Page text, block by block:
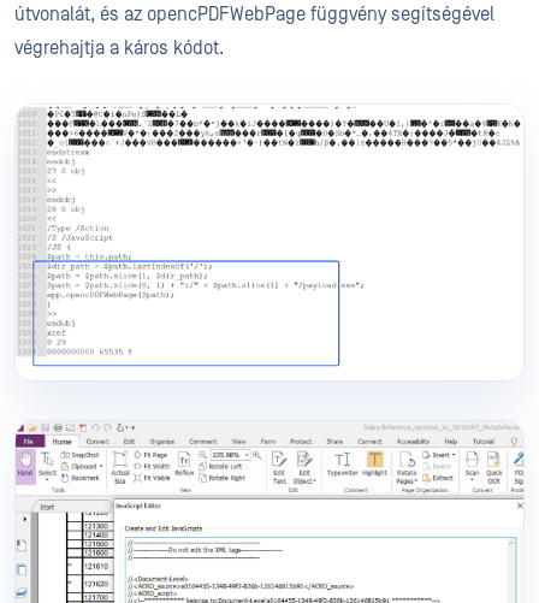
útvonalát, és az opencPDFWebPage függvény segítségével
végrehajtja a káros kódot.